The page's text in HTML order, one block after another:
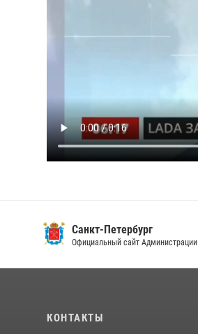
Санкт-Петербург
Официальный сайт Администрации
КОНТАКТЫ